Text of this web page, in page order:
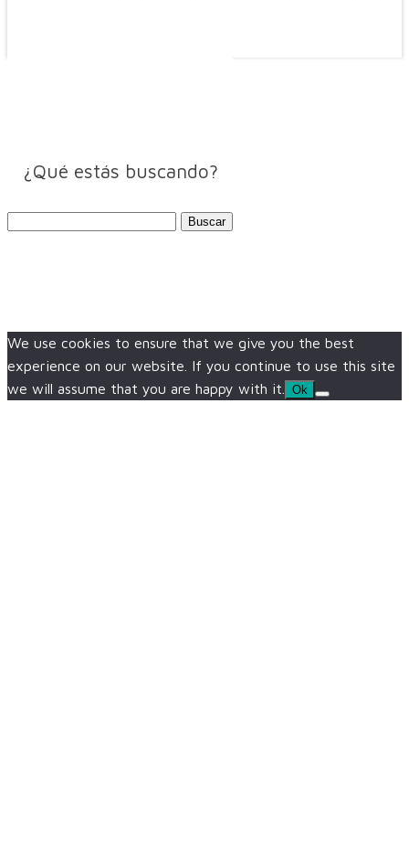
¿Qué estás buscando?
We use cookies to ensure that we give you the best
experience on our website. If you continue to use this site
we will assume that you are happy with it.
Ok